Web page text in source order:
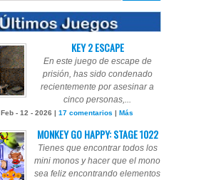
KEY 2 ESCAPE
En este juego de escape de
prisión, has sido condenado
recientemente por asesinar a
cinco personas,...
Feb - 12 - 2026 | 17 comentarios | Más
MONKEY GO HAPPY: STAGE 1022
Tienes que encontrar todos los
mini monos y hacer que el mono
sea feliz encontrando elementos